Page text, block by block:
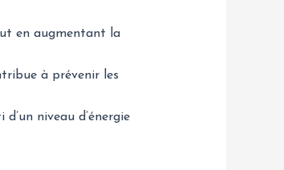
en augmentant la
à prévenir les
niveau d’énergie